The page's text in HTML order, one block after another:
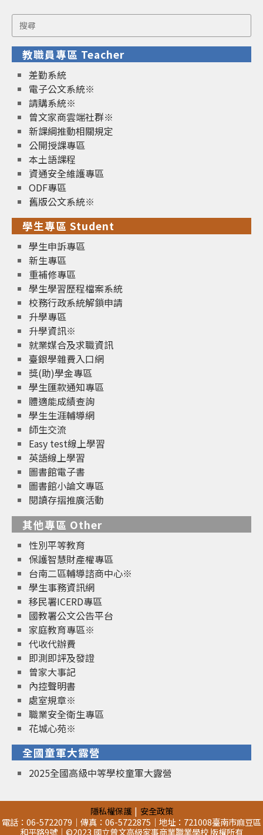
Search
for:
教職員專區 Teacher
差勤系統
電子公文系統※
請購系統※
曾文家商雲端社群※
新課綱推動相關規定
公開授課專區
本土語課程
資通安全維護專區
ODF專區
舊版公文系統※
學生專區 Student
學生申訴專區
新生專區
重補修專區
學生學習歷程檔案系統
校務行政系統解鎖申請
升學專區
升學資訊※
就業媒合及求職資訊
臺銀學雜費入口網
獎(助)學金專區
學生匯款通知專區
體適能成績查詢
學生生涯輔導網
師生交流
Easy test線上學習
英語線上學習
圖書館電子書
圖書館小論文專區
閱讀存摺推廣活動
其他專區 Other
性別平等教育
保護智慧財產權專區
台南二區輔導諮商中心※
學生事務資訊網
移民署ICERD專區
國教署公文公告平台
家庭教育專區※
代收代辦費
即測即評及發證
曾家大事記
內控聲明書
處室規章※
職業安全衛生專區
花城心苑※
全國童軍大露營
2025全國高級中等學校童軍大露營
隱私權保護
安全政策
電話：06-5722079｜傳真：06-5722875｜地址：721008臺南市麻豆區
和平路9號｜©2023 國立曾文高級家事商業職業學校 版權所有